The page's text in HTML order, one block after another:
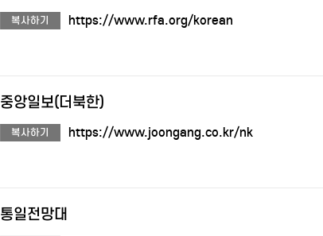
복사하기 https://www.rfa.org/korean
중앙일보(더북한)
복사하기 https://www.joongang.co.kr/nk
통일전망대